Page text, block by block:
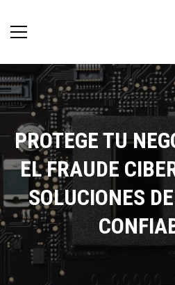
PROTEGE TU
EL FRAUDE
SOLUCIONES